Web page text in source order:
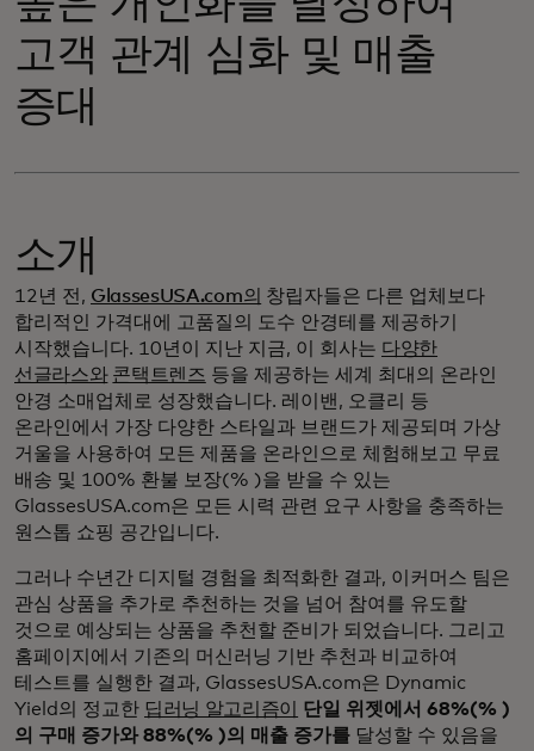
고객 관계 심화 및 매출
증대
소개
12년 전, GlassesUSA.com의 창립자들은 다른 업체보다
합리적인 가격대에 고품질의 도수 안경테를 제공하기
시작했습니다. 10년이 지난 지금, 이 회사는 다양한
선글라스와 콘택트렌즈 등을 제공하는 세계 최대의 온라인
안경 소매업체로 성장했습니다. 레이밴, 오클리 등
온라인에서 가장 다양한 스타일과 브랜드가 제공되며 가상
거울을 사용하여 모든 제품을 온라인으로 체험해보고 무료
배송 및 100% 환불 보장(% )을 받을 수 있는
GlassesUSA.com은 모든 시력 관련 요구 사항을 충족하는
원스톱 쇼핑 공간입니다.
그러나 수년간 디지털 경험을 최적화한 결과, 이커머스 팀은
관심 상품을 추가로 추천하는 것을 넘어 참여를 유도할
것으로 예상되는 상품을 추천할 준비가 되었습니다. 그리고
홈페이지에서 기존의 머신러닝 기반 추천과 비교하여
테스트를 실행한 결과, GlassesUSA.com은 Dynamic
Yield의 정교한 딥러닝 알고리즘이
단일 위젯에서 68%(% )
의 구매 증가와 88%(% )의 매출 증가를 달성할 수 있음을